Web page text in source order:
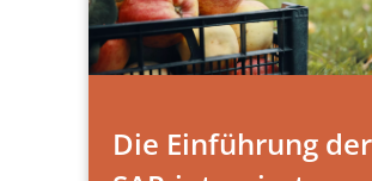
Die Einführung der